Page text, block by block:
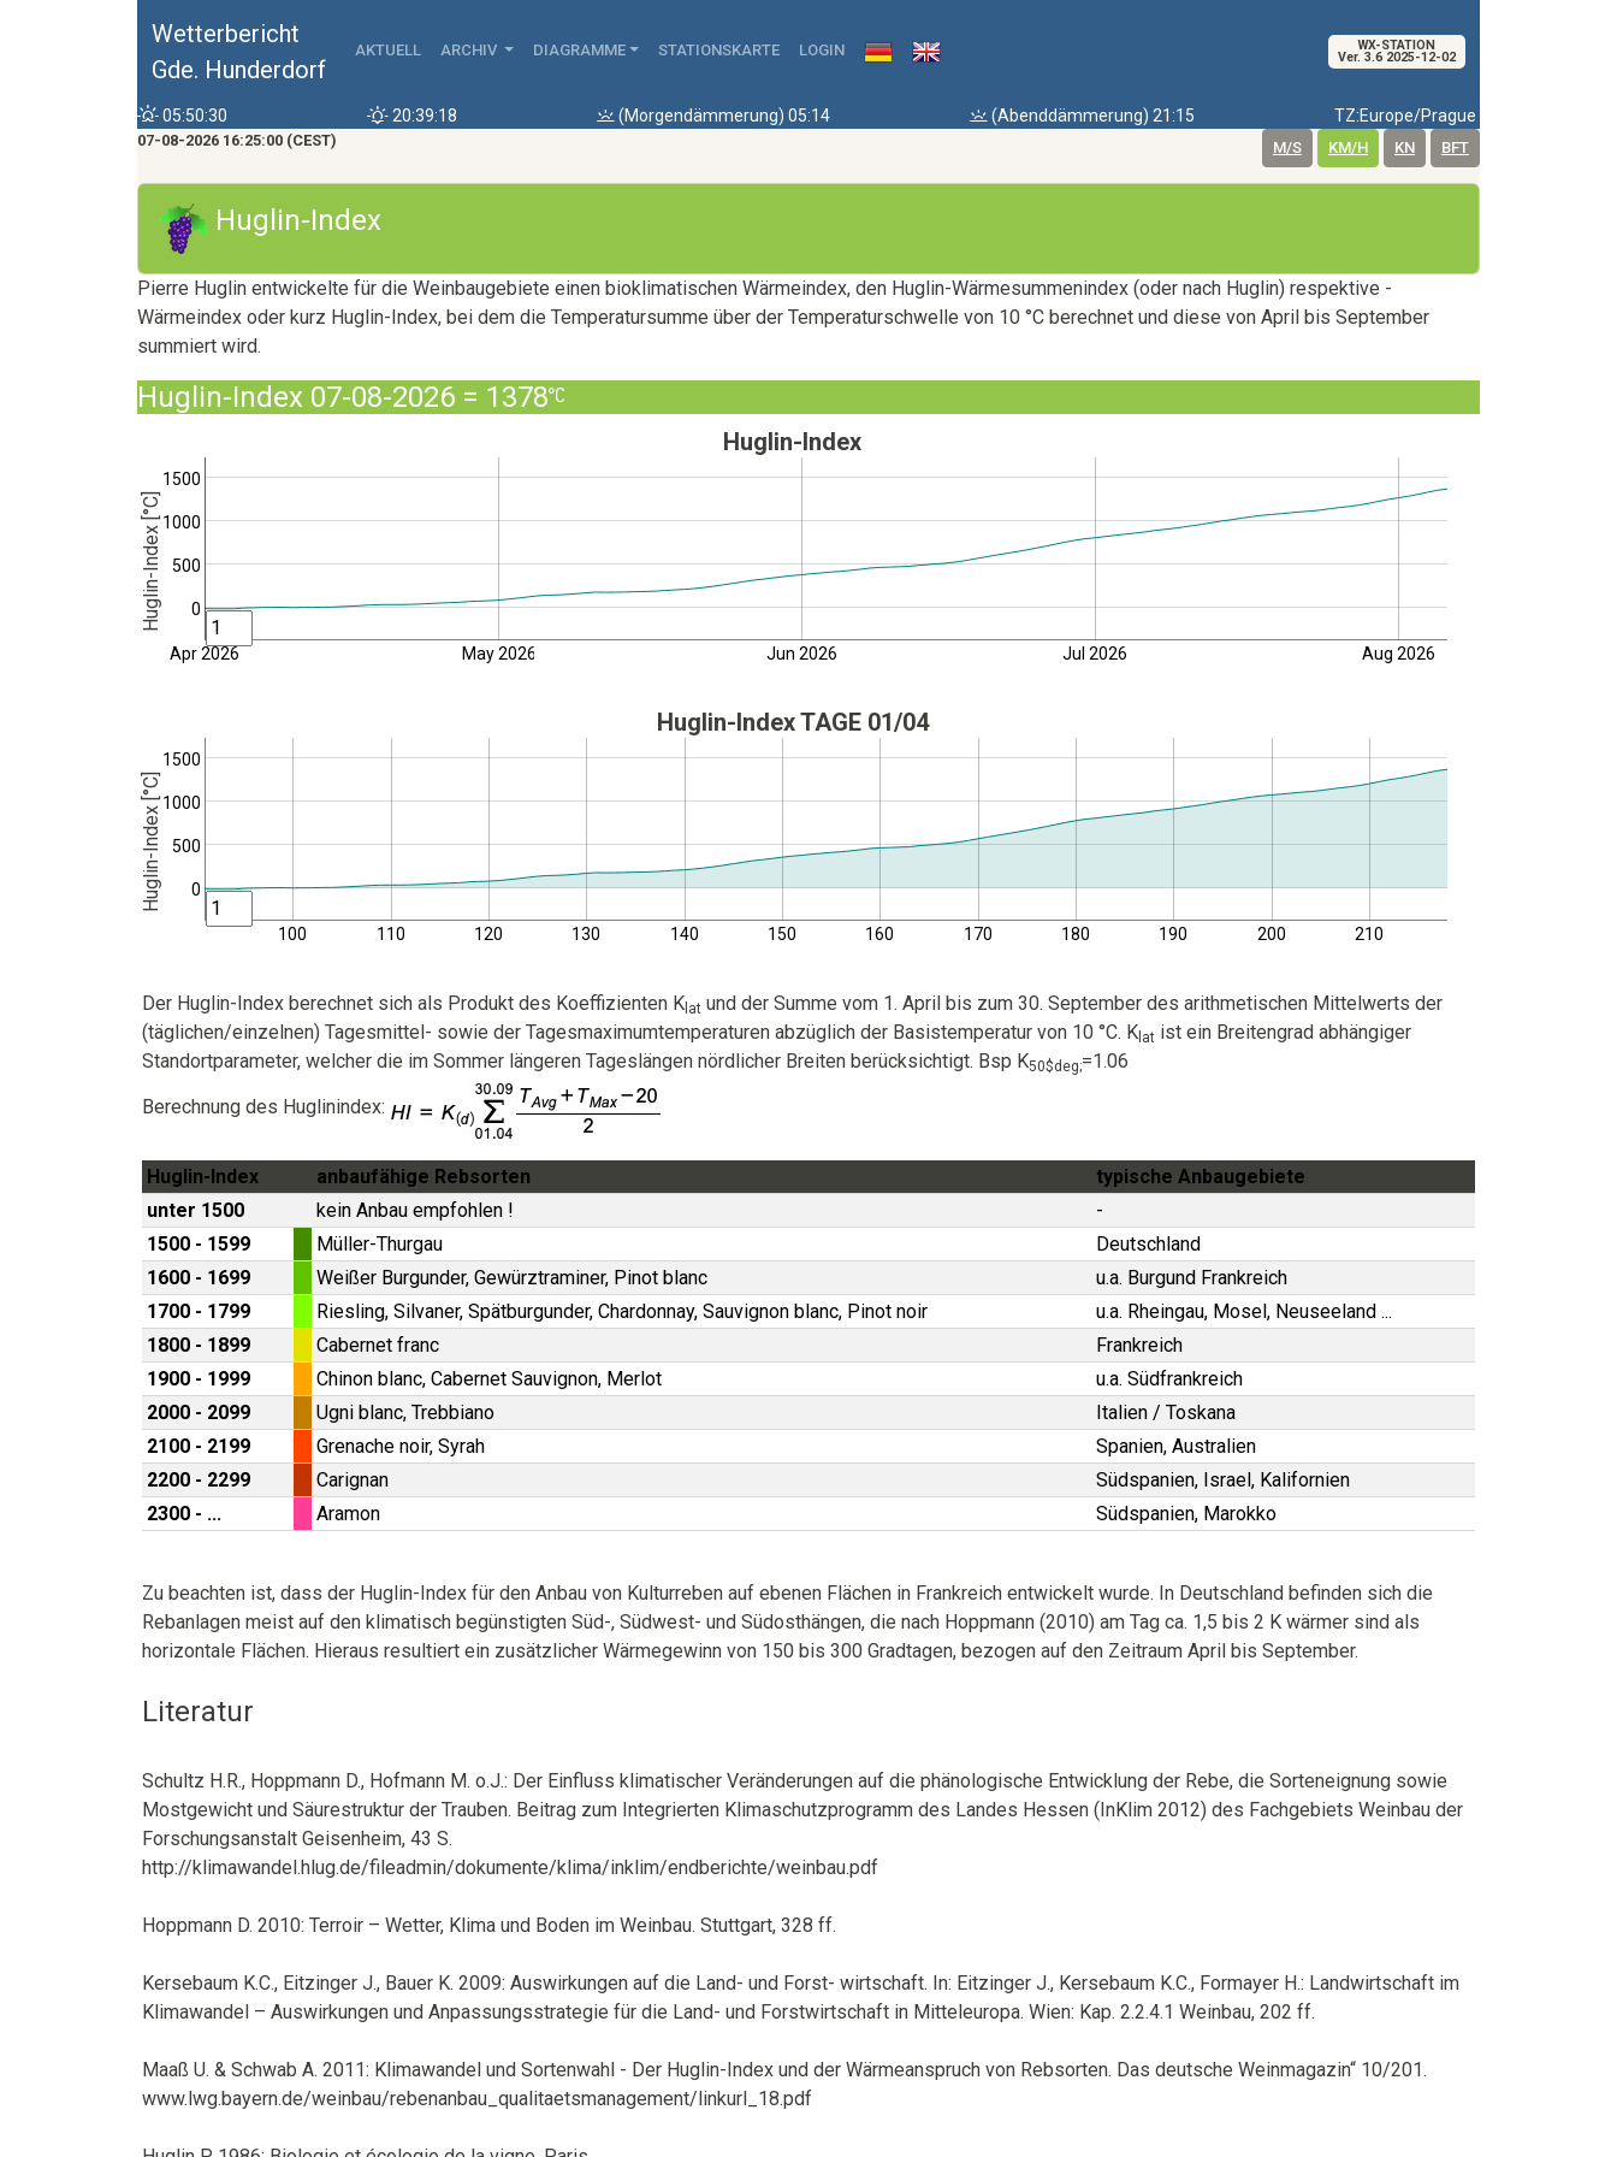
Wetterbericht
Gde. Hunderdorf
AKTUELL ARCHIV DIAGRAMME STATIONSKARTE LOGIN WX-STATION
Ver. 3.6 2025-12-02
05:50:30 20:39:18 (Morgendämmerung) 05:14 (Abenddämmerung) 21:15 TZ:Europe/Prague
07-08-2026 16:25:00 (CEST) M/S KM/H KN BFT
Huglin-Index
Pierre Huglin entwickelte für die Weinbaugebiete einen bioklimatischen Wärmeindex, den Huglin-Wärmesummenindex (oder nach Huglin) respektive -
Wärmeindex oder kurz Huglin-Index, bei dem die Temperatursumme über der Temperaturschwelle von 10 °C berechnet und diese von April bis September
summiert wird.
Huglin-Index 07-08-2026 = 1378
Huglin-Index
Huglin-Index [°C] 0
500
1000
1500
Apr 2026 May 2026 Jun 2026 Jul 2026 Aug 2026
Huglin-Index TAGE 01/04
Huglin-Index [°C] 0
500
1000
1500
100 110 120 130 140 150 160 170 180 190 200 210
Der Huglin-Index berechnet sich als Produkt des Koeffizienten K lat und der Summe vom 1. April bis zum 30. September des arithmetischen Mittelwerts der
(täglichen/einzelnen) Tagesmittel- sowie der Tagesmaximumtemperaturen abzüglich der Basistemperatur von 10 °C. K lat ist ein Breitengrad abhängiger
Standortparameter, welcher die im Sommer längeren Tageslängen nördlicher Breiten berücksichtigt. Bsp K50$deg;=1.06
Berechnung des Huglinindex:
Huglin-Index anbaufähige Rebsorten
typische Anbaugebiete
unter 1500
kein Anbau empfohlen !
-
1500 - 1599
Müller-Thurgau
Deutschland
1600 - 1699
Weißer Burgunder, Gewürztraminer, Pinot blanc
u.a. Burgund Frankreich
1700 - 1799
Riesling, Silvaner, Spätburgunder, Chardonnay, Sauvignon blanc, Pinot noir
u.a. Rheingau, Mosel, Neuseeland ...
1800 - 1899
Cabernet franc
Frankreich
1900 - 1999
Chinon blanc, Cabernet Sauvignon, Merlot
u.a. Südfrankreich
2000 - 2099
Ugni blanc, Trebbiano
Italien / Toskana
2100 - 2199
Grenache noir, Syrah
Spanien, Australien
2200 - 2299
Carignan
Südspanien, Israel, Kalifornien
2300 - ...
Aramon Südspanien, Marokko
Zu beachten ist, dass der Huglin-Index für den Anbau von Kulturreben auf ebenen Flächen in Frankreich entwickelt wurde. In Deutschland befinden sich die
Rebanlagen meist auf den klimatisch begünstigten Süd-, Südwest- und Südosthängen, die nach Hoppmann (2010) am Tag ca. 1,5 bis 2 K wärmer sind als
horizontale Flächen. Hieraus resultiert ein zusätzlicher Wärmegewinn von 150 bis 300 Gradtagen, bezogen auf den Zeitraum April bis September.
Literatur
Schultz H.R., Hoppmann D., Hofmann M. o.J.: Der Einfluss klimatischer Veränderungen auf die phänologische Entwicklung der Rebe, die Sorteneignung sowie
Mostgewicht und Säurestruktur der Trauben. Beitrag zum Integrierten Klimaschutzprogramm des Landes Hessen (InKlim 2012) des Fachgebiets Weinbau der
Forschungsanstalt Geisenheim, 43 S.
http://klimawandel.hlug.de/fileadmin/dokumente/klima/inklim/endberichte/weinbau.pdf
Hoppmann D. 2010: Terroir – Wetter, Klima und Boden im Weinbau. Stuttgart, 328 ff.
Kersebaum K.C., Eitzinger J., Bauer K. 2009: Auswirkungen auf die Land- und Forst- wirtschaft. In: Eitzinger J., Kersebaum K.C., Formayer H.: Landwirtschaft im
Klimawandel – Auswirkungen und Anpassungsstrategie für die Land- und Forstwirtschaft in Mitteleuropa. Wien: Kap. 2.2.4.1 Weinbau, 202 ff.
Maaß U. & Schwab A. 2011: Klimawandel und Sortenwahl - Der Huglin-Index und der Wärmeanspruch von Rebsorten. Das deutsche Weinmagazin“ 10/201.
www.lwg.bayern.de/weinbau/rebenanbau_qualitaetsmanagement/linkurl_18.pdf